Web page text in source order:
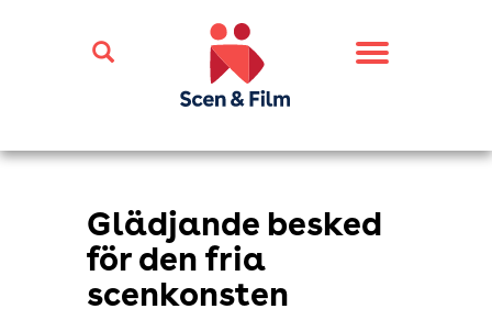
Toggle
Glädjande besked
för den fria
scenkonsten